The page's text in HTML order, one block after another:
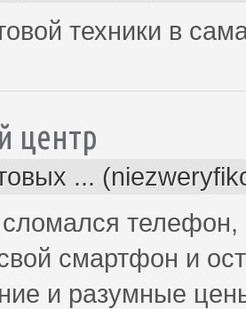
техники в
центр
...
смартфон и
и разумные